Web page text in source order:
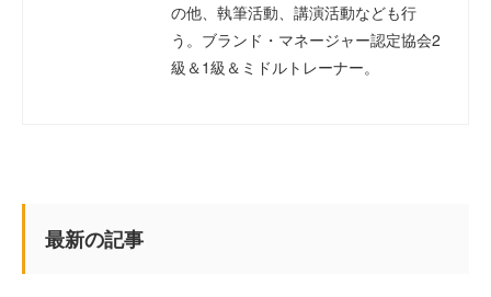
の他、執筆活動、講演活動なども行
う。ブランド・マネージャー認定協会2
級＆1級＆ミドルトレーナー。
最新の記事